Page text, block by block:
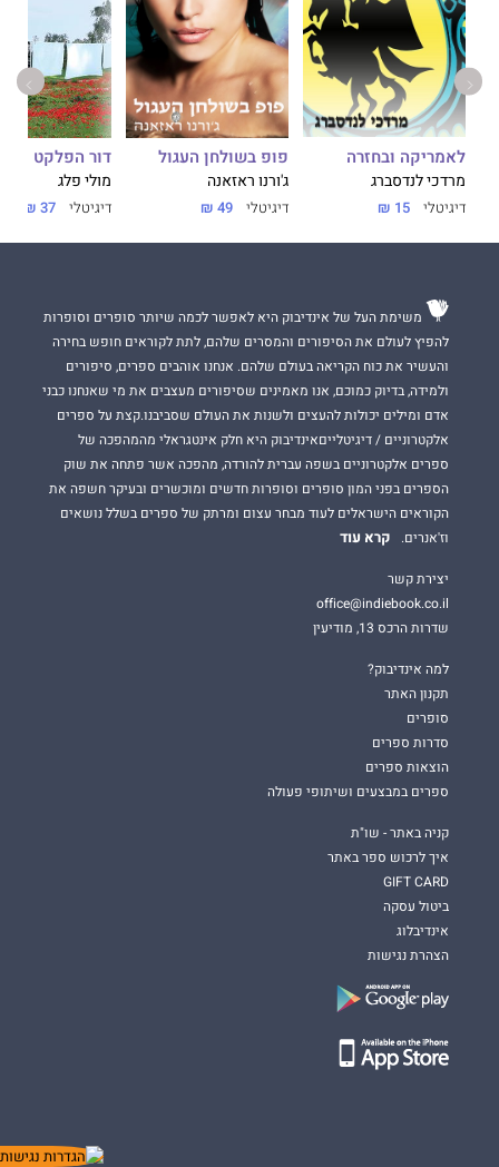
לאמריקה ובחזרה
מרדכי לנדסברג
דיגיטלי 15 ₪
פופ בשולחן העגול
ג'ורנו ראזאנה
דיגיטלי 49 ₪
דור הפלקט
מולי פלג
דיגיטלי 37 ₪
משימת העל של אינדיבוק היא לאפשר לכמה שיותר סופרים וסופרות
להפיץ לעולם את הסיפורים והמסרים שלהם, לתת לקוראים חופש בחירה
והעשיר את כוח הקריאה בעולם שלהם. אנחנו אוהבים ספרים, סיפורים
ולמידה, בדיוק כמוכם, אנו מאמינים שסיפורים מעצבים את מי שאנחנו כבני
אדם ומילים יכולות להעצים ולשנות את העולם שסביבנו.קצת על ספרים
אלקטרוניים / דיגיטלייםאינדיבוק היא חלק אינטגראלי מהמהפכה של
ספרים אלקטרוניים בשפה עברית להורדה, מהפכה אשר פתחה את שוק
הספרים בפני המון סופרים וסופרות חדשים ומוכשרים ובעיקר חשפה את
הקוראים הישראלים לעוד מבחר עצום ומרתק של ספרים בשלל נושאים
וז'אנרים.
קרא עוד
יצירת קשר
office@indiebook.co.il
שדרות הרכס 13, מודיעין
למה אינדיבוק?
תקנון האתר
סופרים
סדרות ספרים
הוצאות ספרים
ספרים במבצעים ושיתופי פעולה
קניה באתר - שו"ת
איך לרכוש ספר באתר
GIFT CARD
ביטול עסקה
אינדיבלוג
הצהרת נגישות